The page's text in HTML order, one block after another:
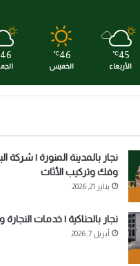
45
℃
الأربعاء
46
℃
الخميس
46
نجار بالمدينة المنورة | شركة
وفك وتركيب الأثاث
يناير 21, 2026
نجار بالحناكية | خدمات
أبريل 7, 2026